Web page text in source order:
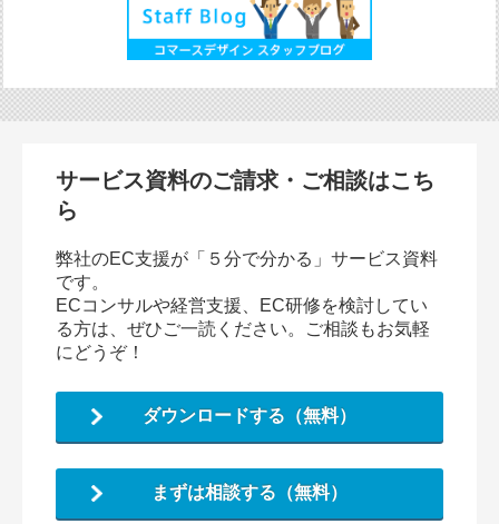
サービス資料のご請求・ご相談はこち
ら
弊社のEC支援が「５分で分かる」サービス資料
です。
ECコンサルや経営支援、EC研修を検討してい
る方は、ぜひご一読ください。ご相談もお気軽
にどうぞ！
ダウンロードする（無料）
まずは相談する（無料）